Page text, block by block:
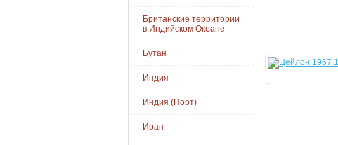
Британские территории
в Индийском Океане
Бутан
Индия
Индия (Порт)
Иран
..